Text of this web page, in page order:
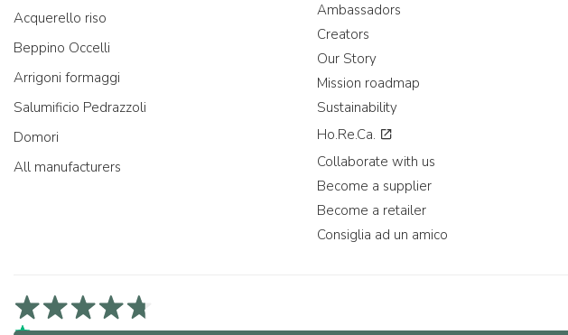
Acquerello riso
Beppino Occelli
Arrigoni formaggi
Salumificio Pedrazzoli
Domori
All manufacturers
Ambassadors
Creators
Our Story
Mission roadmap
Sustainability
Ho.Re.Ca.
Collaborate with us
Become a supplier
Become a retailer
Consiglia ad un amico